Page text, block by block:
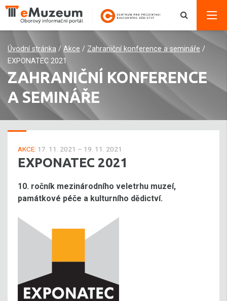
Úvodní stránka / Akce / Zahraniční konference a semináře /
EXPONATEC 2021
ZAHRANIČNÍ KONFERENCE
A SEMINÁŘE
AKCE: 17. 11. 2021 – 19. 11. 2021
EXPONATEC 2021
10. ročník mezinárodního veletrhu muzeí,
památkové péče a kulturního dědictví.